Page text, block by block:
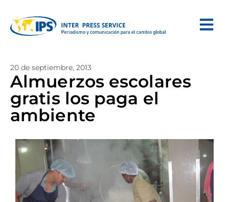
20 de septiembre, 2013
Almuerzos escolares
gratis los paga el
ambiente